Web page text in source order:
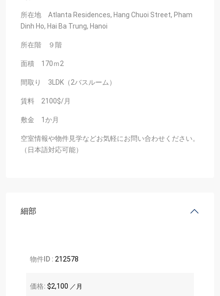
所在地 Atlanta Residences, Hang Chuoi Street, Pham
Dinh Ho, Hai Ba Trung, Hanoi
所在階 ９階
面積 170ｍ2
間取り 3LDK（2バスルーム）
賃料 2100$/月
敷金 1か月
空室情報や物件見学などお気軽にお問い合わせください。
（日本語対応可能）
細部
物件ID : 212578
価格: $2,100 ／月